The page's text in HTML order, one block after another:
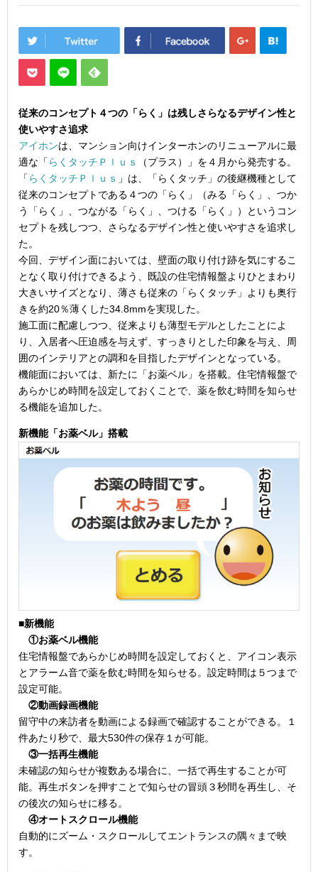
従来のコンセプト４つの「らく」は残しさらなるデザイン性と
使いやすさ追求
アイホンは、マンション向けインターホンのリニューアルに最
適な「 らくタッチＰｌｕｓ
（プラス）」を４月から発売する。
「 らくタッチＰｌｕｓ 」は、「らくタッチ」の後継機種として
従来のコンセプトである４つの「らく」（みる「らく」、つか
う「らく」、つながる「らく」、つける「らく」）というコン
セプトを残しつつ、さらなるデザイン性と使いやすさを追求し
た。
今回、デザイン面においては、壁面の取り付け跡を気にするこ
となく取り付けできるよう、既設の住宅情報盤よりひとまわり
大きいサイズとなり、薄さも従来の「らくタッチ」よりも奥行
きを約20％薄くした34.8mmを実現した。
施工面に配慮しつつ、従来よりも薄型モデルとしたことによ
り、入居者へ圧迫感を与えず、すっきりとした印象を与え、周
囲のインテリアとの調和を目指したデザインとなっている。
機能面においては、新たに「お薬ベル」を搭載。住宅情報盤で
あらかじめ時間を設定しておくことで、薬を飲む時間を知らせ
る機能を追加した。
新機能「お薬ベル」搭載
■新機能
①お薬ベル機能
住宅情報盤であらかじめ時間を設定しておくと、アイコン表示
とアラーム音で薬を飲む時間を知らせる。設定時間は５つまで
設定可能。
②動画録画機能
留守中の来訪者を動画による録画で確認することができる。１
件あたり秒で、最大530件の保存１が可能。
③一括再生機能
未確認の知らせが複数ある場合に、一括で再生することが可
能。再生ボタンを押すことで知らせの冒頭３秒間を再生し、そ
の後次の知らせに移る。
④オートスクロール機能
自動的にズーム・スクロールしてエントランスの隅々まで映
す。